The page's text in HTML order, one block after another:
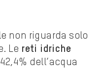
non riguarda solo
Le reti idriche
dell’acqua